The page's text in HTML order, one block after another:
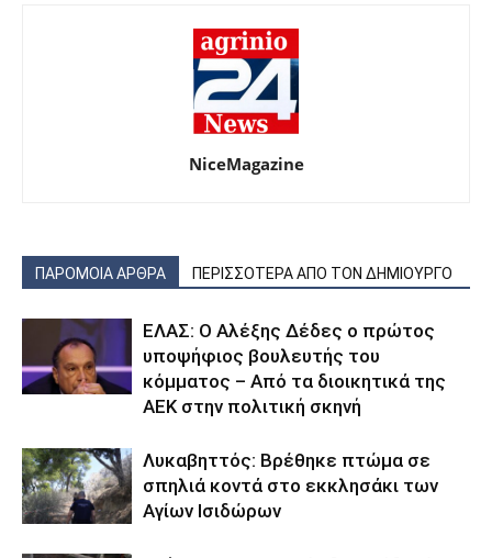
NiceMagazine
ΠΑΡΟΜΟΙΑ ΑΡΘΡΑ ΠΕΡΙΣΣΟΤΕΡΑ ΑΠΟ ΤΟΝ ΔΗΜΙΟΥΡΓΟ
ΕΛΑΣ: Ο Αλέξης Δέδες ο πρώτος
υποψήφιος βουλευτής του
κόμματος – Από τα διοικητικά της
ΑΕΚ στην πολιτική σκηνή
Λυκαβηττός: Βρέθηκε πτώμα σε
σπηλιά κοντά στο εκκλησάκι των
Αγίων Ισιδώρων